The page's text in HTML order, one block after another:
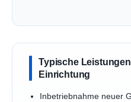
Typische
Einrichtung
Inbetriebnahme neuer